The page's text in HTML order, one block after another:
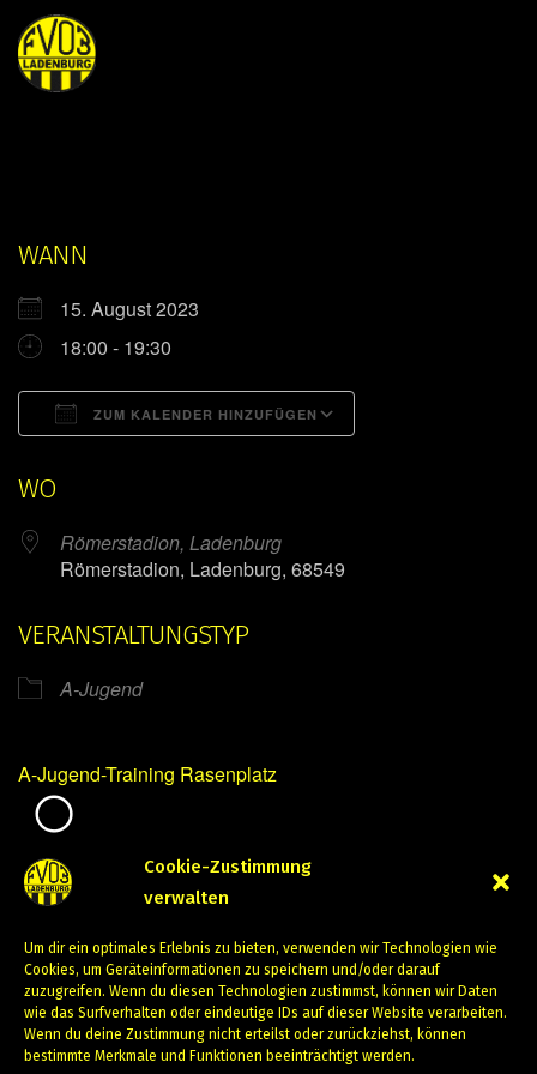
Cookie-Zustimmung
verwalten
Um dir ein optimales Erlebnis zu bieten, verwenden wir Technologien wie
Cookies, um Geräteinformationen zu speichern und/oder darauf
zuzugreifen. Wenn du diesen Technologien zustimmst, können wir Daten
wie das Surfverhalten oder eindeutige IDs auf dieser Website verarbeiten.
Wenn du deine Zustimmung nicht erteilst oder zurückziehst, können
bestimmte Merkmale und Funktionen beeinträchtigt werden.
WANN
15. August 2023
18:00 - 19:30
ZUM KALENDER HINZUFÜGEN
WO
Römerstadion, Ladenburg
Römerstadion, Ladenburg, 68549
VERANSTALTUNGSTYP
A-Jugend
A-Jugend-Training Rasenplatz
August 15, 2023
PREVIOUS